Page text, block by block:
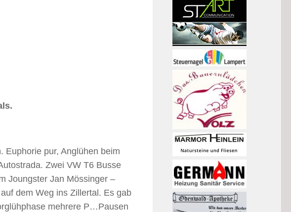
Euphorie pur, Anglühen beim
Zwei VW T6 Busse
Joungster Jan Mössinger –
dem Weg ins Zillertal. Es gab
mehrere P…Pausen